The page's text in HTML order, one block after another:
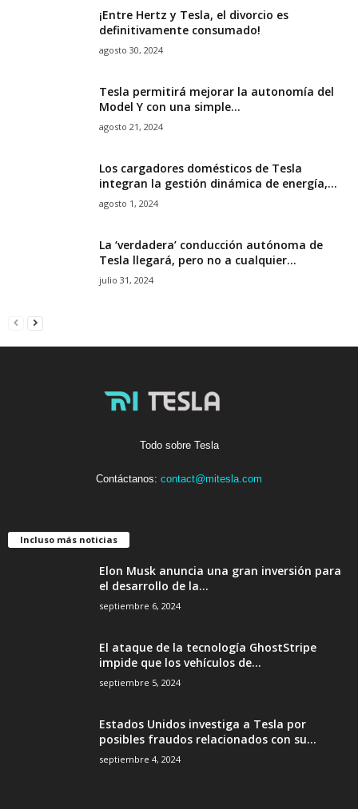
¡Entre Hertz y Tesla, el divorcio es
definitivamente consumado!
agosto 30, 2024
Tesla permitirá mejorar la autonomía del
Model Y con una simple...
agosto 21, 2024
Los cargadores domésticos de Tesla
integran la gestión dinámica de energía,...
agosto 1, 2024
La ‘verdadera’ conducción autónoma de
Tesla llegará, pero no a cualquier...
julio 31, 2024
Todo sobre Tesla
Contáctanos: contact@mitesla.com
Incluso más noticias
Elon Musk anuncia una gran inversión para
el desarrollo de la...
septiembre 6, 2024
El ataque de la tecnología GhostStripe
impide que los vehículos de...
septiembre 5, 2024
Estados Unidos investiga a Tesla por
posibles fraudos relacionados con su...
septiembre 4, 2024